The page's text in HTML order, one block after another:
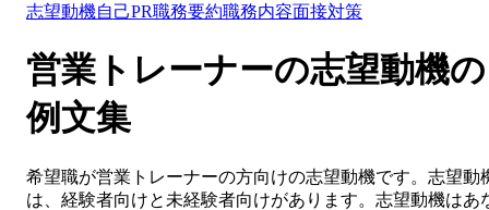
志望動機自己PR職務要約職務内容面接対策
営業トレーナーの志望動機の
例文集
希望職が営業トレーナーの方向けの志望動機です。 志望動
は、経験者向けと未経験者向けがあります。 志望動機はあ